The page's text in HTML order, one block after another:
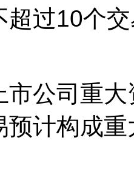
超过10个
司重大
预计构成